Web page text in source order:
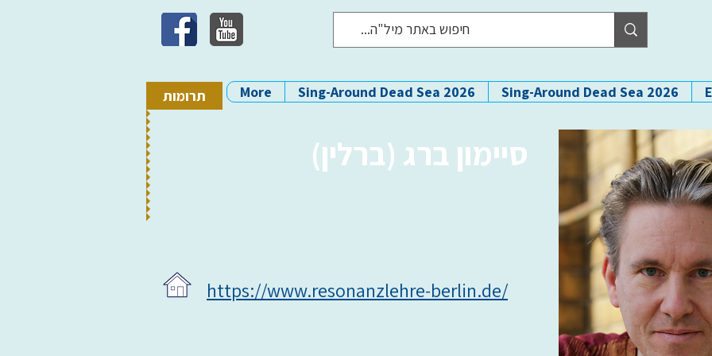
תרומות Sing-Around Dead Sea 2026
Sing-Around Dead Sea 2026
More
סיימון ברג (ברלין)
https://www.resonanzlehre-berlin.de/